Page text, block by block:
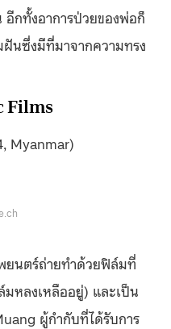
อีกทั้งอาการป่วยของพ่อก็
นซึ่งมีที่มาจากความทรง
Films
Myanmar)
ยนตร์ถ่ายทำด้วยฟิล์มที่
หลงเหลืออยู่) และเป็น
ผู้กำกับที่ได้รับการ